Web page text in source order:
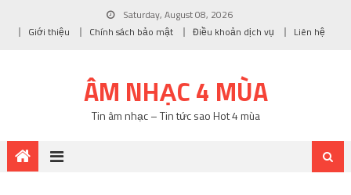
Saturday, August 08, 2026
Giới thiệu
Chính sách bảo mật Điều khoản dịch vụ Liên hệ
ÂM NHẠC 4 MÙA
Tin âm nhạc – Tin tức sao Hot 4 mùa